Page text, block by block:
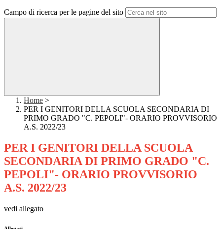
Campo di ricerca per le pagine del sito
Home >
PER I GENITORI DELLA SCUOLA SECONDARIA DI
PRIMO GRADO "C. PEPOLI"- ORARIO PROVVISORIO
A.S. 2022/23
PER I GENITORI DELLA SCUOLA
SECONDARIA DI PRIMO GRADO "C.
PEPOLI"- ORARIO PROVVISORIO
A.S. 2022/23
vedi allegato